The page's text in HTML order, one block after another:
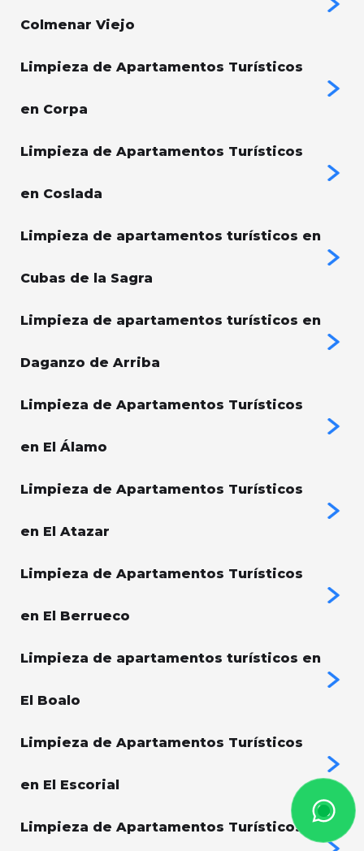
Colmenar Viejo
Limpieza de Apartamentos Turísticos
en Corpa
Limpieza de Apartamentos Turísticos
en Coslada
Limpieza de apartamentos turísticos en
Cubas de la Sagra
Limpieza de apartamentos turísticos en
Daganzo de Arriba
Limpieza de Apartamentos Turísticos
en El Álamo
Limpieza de Apartamentos Turísticos
en El Atazar
Limpieza de Apartamentos Turísticos
en El Berrueco
Limpieza de apartamentos turísticos en
El Boalo
Limpieza de Apartamentos Turísticos
en El Escorial
Limpieza de Apartamentos Turísticos